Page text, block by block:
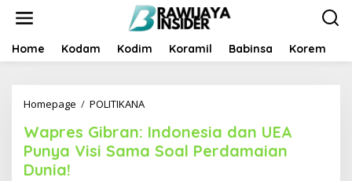
t
Home Kodam Kodim Koramil Babinsa Korem
Homepage / POLITIKANA
p
r
e
Wapres Gibran: Indonesia dan UEA
Punya Visi Sama Soal Perdamaian
Dunia!